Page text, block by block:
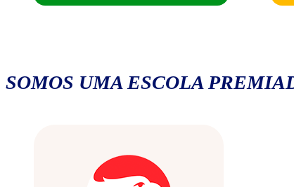
SOMOS UMA ESCOLA